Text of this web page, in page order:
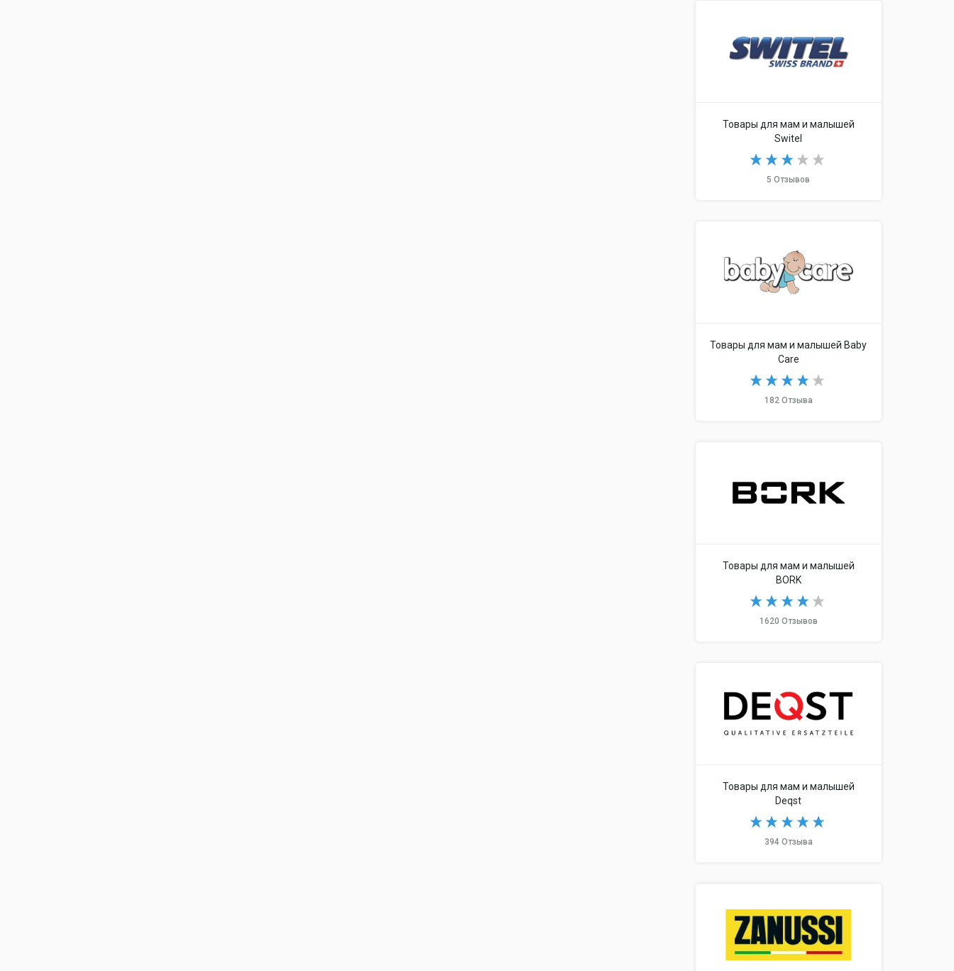
Товары для мам и малышей
Switel
5 Отзывов
Товары для мам и малышей Baby
Care
182 Отзыва
Товары для мам и малышей
BORK
1620 Отзывов
Товары для мам и малышей
Deqst
394 Отзыва